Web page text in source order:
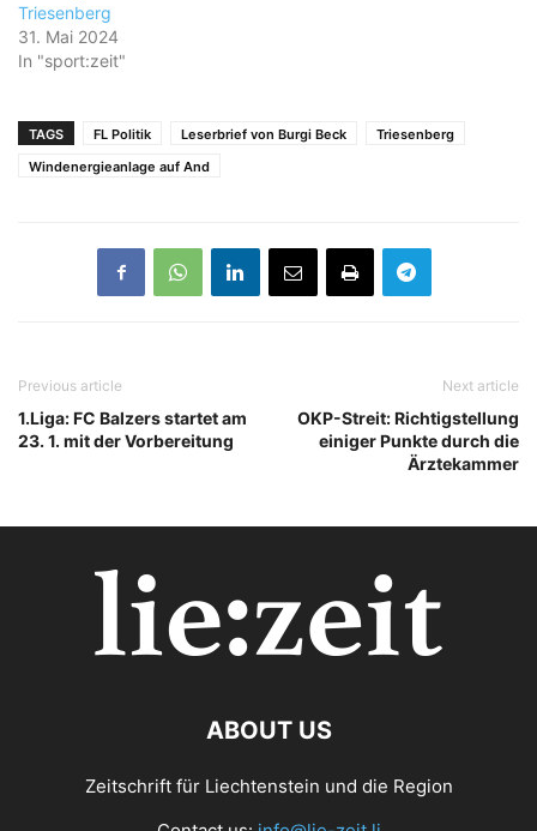
Triesenberg
31. Mai 2024
In "sport:zeit"
TAGS FL Politik Leserbrief von Burgi Beck
Triesenberg
Windenergieanlage auf And
Previous article
1.Liga: FC Balzers startet am
23. 1. mit der Vorbereitung
Next article
OKP-Streit: Richtigstellung
einiger Punkte durch die
Ärztekammer
ABOUT US
Zeitschrift für Liechtenstein und die Region